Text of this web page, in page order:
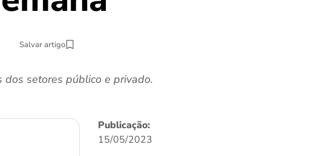
Salvar artigo
setores público e privado.
Publicação:
15/05/2023